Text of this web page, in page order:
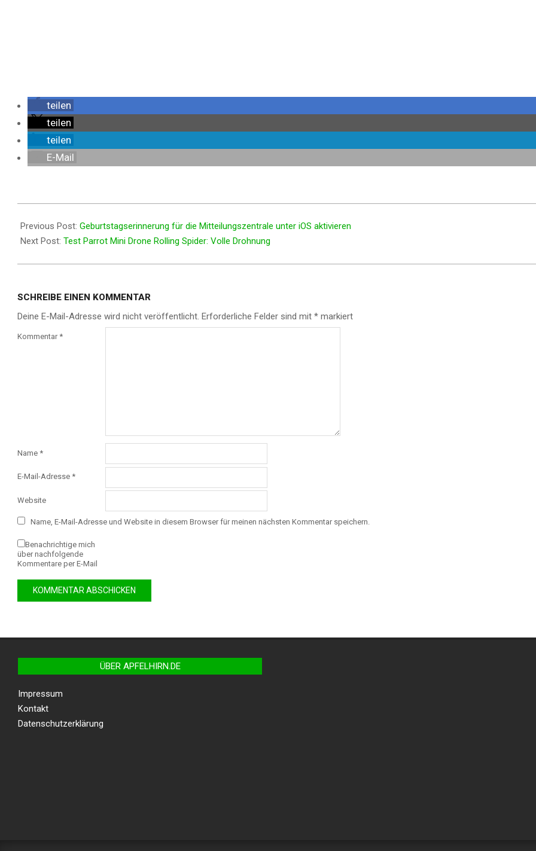
teilen
teilen
teilen
E-Mail
08-
03
Previous Post: Geburtstagserinnerung für die Mitteilungszentrale unter iOS aktivieren
Next Post: Test Parrot Mini Drone Rolling Spider: Volle Drohnung
SCHREIBE EINEN KOMMENTAR
Deine E-Mail-Adresse wird nicht veröffentlicht. Erforderliche Felder sind mit * markiert
Kommentar *
Name *
E-Mail-Adresse *
Website
Name, E-Mail-Adresse und Website in diesem Browser für meinen nächsten Kommentar speichern.
Benachrichtige mich
über nachfolgende
Kommentare per E-Mail
ÜBER APFELHIRN.DE
Impressum
Kontakt
Datenschutzerklärung